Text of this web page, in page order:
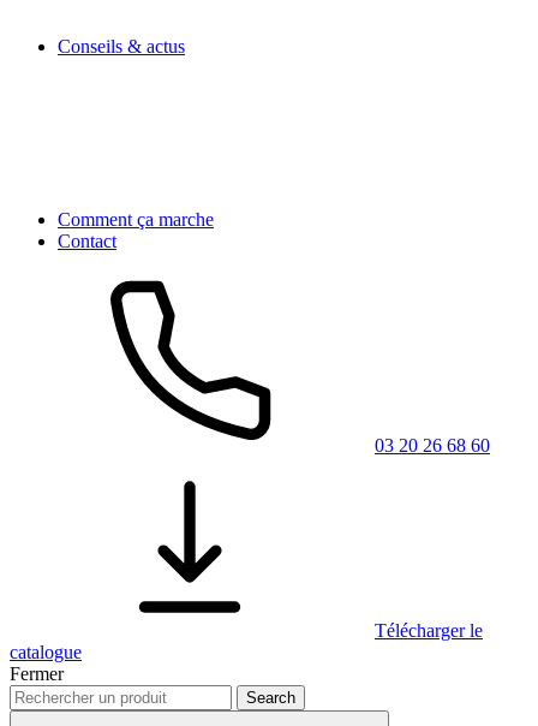
Conseils & actus
Comment ça marche
Contact
03 20 26 68 60
Télécharger le
catalogue
Fermer